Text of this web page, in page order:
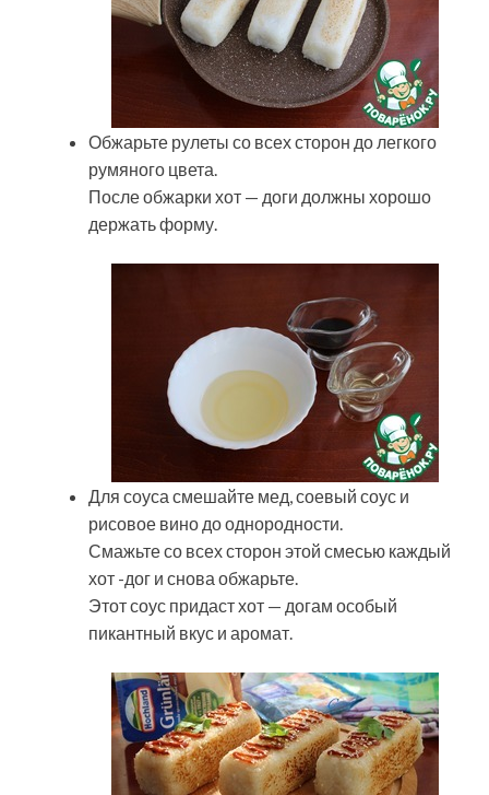
Обжарьте рулеты со всех сторон до легкого
румяного цвета.
После обжарки хот — доги должны хорошо
держать форму.
Для соуса смешайте мед, соевый соус и
рисовое вино до однородности.
Смажьте со всех сторон этой смесью каждый
хот -дог и снова обжарьте.
Этот соус придаст хот — догам особый
пикантный вкус и аромат.